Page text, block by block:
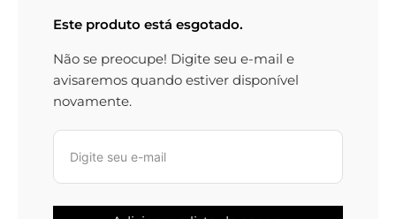
Este produto está esgotado.
Não se preocupe! Digite seu e-mail e
avisaremos quando estiver disponível
novamente.